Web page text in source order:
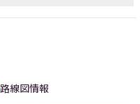
路線図情報